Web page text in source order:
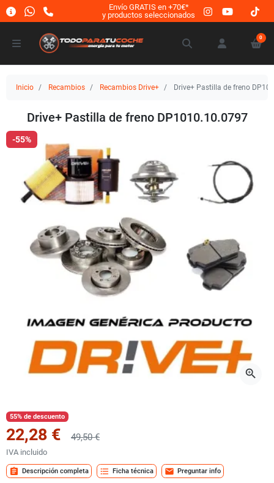
Envío GRATIS en +70€*
y productos seleccionados
0
Inicio Recambios Recambios Drive+ Drive+ Pastilla de freno
Drive+ Pastilla de freno DP1010.10.0797
-55%
zoom_in
55% de descuento
22,28 € 49,50 €
IVA incluido
assignment Descripción completa format_list_bulleted Ficha técnica mail Preguntar info